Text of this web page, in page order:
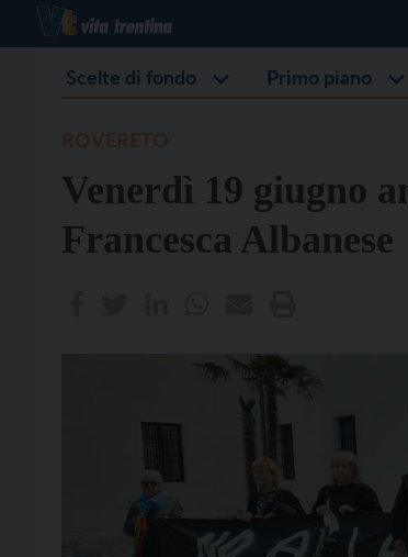
Scelte di fondo Primo piano
Venerdì 19 giugno
Francesca Albanese